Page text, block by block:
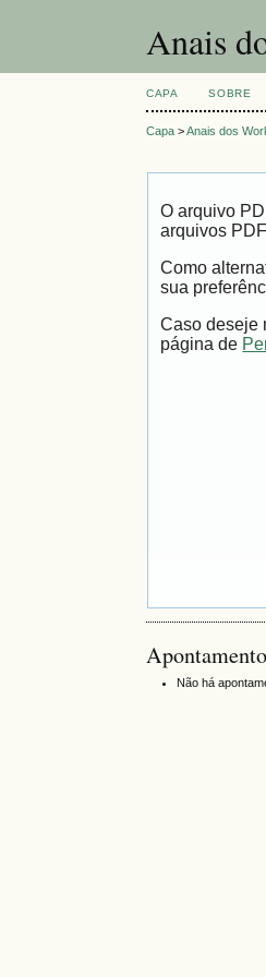
Anais
CAPA SOBRE
Capa >Anais dos
O arquivo
arquivos
Como
sua
Caso deseje
página de
Não há